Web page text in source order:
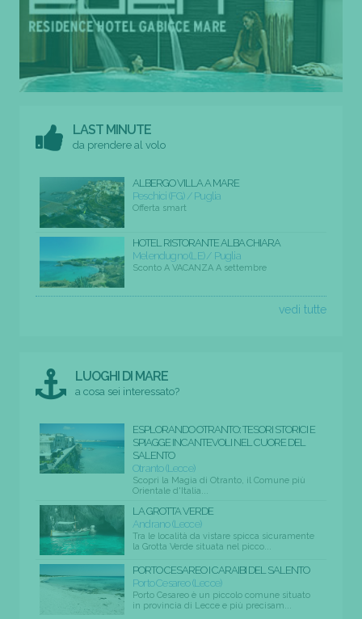
LAST MINUTE
da prendere al volo
ALBERGO VILLA A MARE
Peschici (FG) / Puglia
Offerta smart
HOTEL RISTORANTE ALBA CHIARA
Melendugno (LE) / Puglia
Sconto A VACANZA A settembre
vedi tutte
LUOGHI DI MARE
a cosa sei interessato?
ESPLORANDO OTRANTO: TESORI STORICI E
SPIAGGE INCANTEVOLI NEL CUORE DEL
SALENTO
Otranto (Lecce)
Scopri la Magia di Otranto, il Comune più
Orientale d'Italia...
LA GROTTA VERDE
Andrano (Lecce)
Tra le località da vistare spicca sicuramente
la Grotta Verde situata nel picco...
PORTO CESAREO I CARAIBI DEL SALENTO
Porto Cesareo (Lecce)
Porto Cesareo è un piccolo comune situato
in provincia di Lecce e più precisam...